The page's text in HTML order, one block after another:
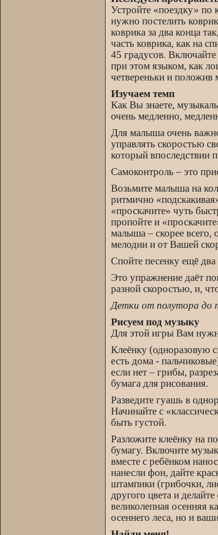
Устройте «поездку» по
нужно постелить
коврика за два конца
часть коврика, как на
45 градусов.
при этом языком, как
четвереньки и положив
Изучаем темп
Как Вы знаете,
очень медленно,
Для малыша очень
управлять скоростью
который впоследствии
Самоконтроль – это
Возьмите малыша на
ритмично
«проскачите» чуть
пропойте и
малыша – скорее всего,
мелодии и от Вашей
Спойте песенку ещё два
Это упражнение даёт
разной скоростью, и,
Детки от полутора до
Рисуем под музыку
Для этой игры Вам
Клеёнку (одноразовую
есть дома -
если нет – грибы,
бумага для рисования.
Разведите гуашь в
Начинайте с
быть густой.
Разложите клеёнку на
бумагу. Включите
вместе с ребёнком
нанесли фон, дайте
штампики (грибочки,
другого цвета и
великолепная осенняя
осеннего леса, но и